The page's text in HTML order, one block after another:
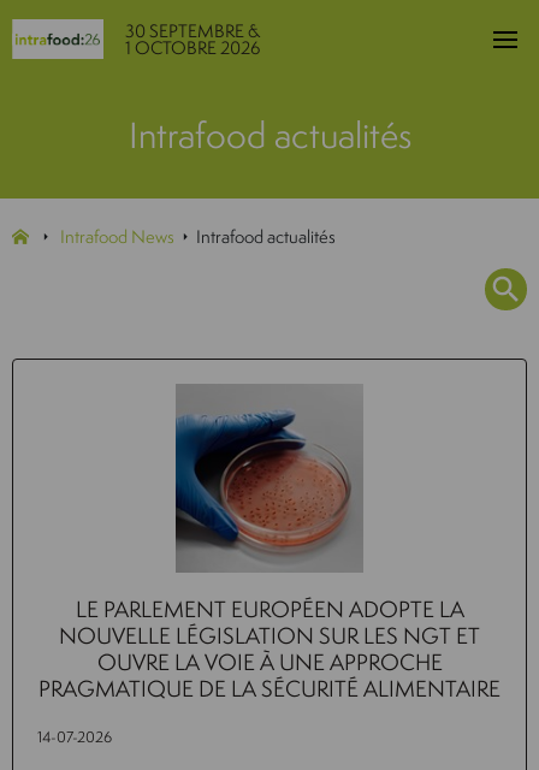
30 SEPTEMBRE &
1 OCTOBRE 2026
Intrafood actualités
Intrafood News Intrafood actualités
LE PARLEMENT EUROPÉEN ADOPTE LA
NOUVELLE LÉGISLATION SUR LES NGT ET
OUVRE LA VOIE À UNE APPROCHE
PRAGMATIQUE DE LA SÉCURITÉ ALIMENTAIRE
14-07-2026